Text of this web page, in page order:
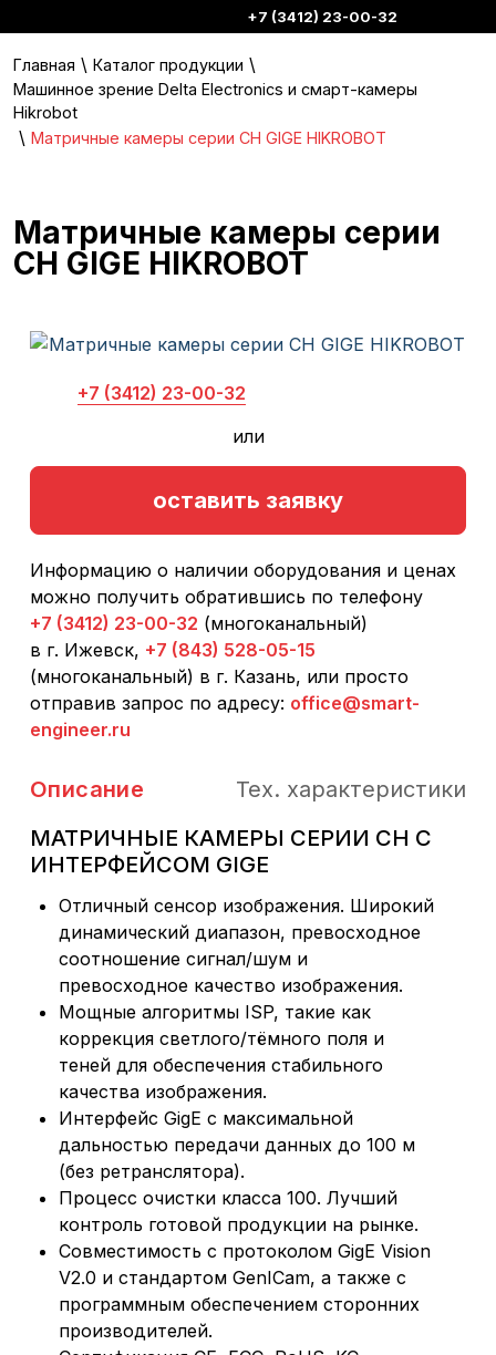
+7 (3412) 23-00-32
Главная \ Каталог продукции \
Машинное зрение Delta Electronics и смарт-камеры
Hikrobot
\ Матричные камеры серии CH GIGE HIKROBOT
Матричные камеры серии
CH GIGE HIKROBOT
+7 (3412) 23-00-32
или
оставить заявку
Информацию о наличии оборудования и ценах
можно получить обратившись по телефону
+7 (3412) 23-00-32 (многоканальный)
в г. Ижевск, +7 (843) 528-05-15
(многоканальный) в г. Казань, или просто
отправив запрос по адресу: office@smart-
engineer.ru
Описание
Тех. характеристики
МАТРИЧНЫЕ КАМЕРЫ СЕРИИ CH С
ИНТЕРФЕЙСОМ GIGE
Отличный сенсор изображения. Широкий
динамический диапазон, превосходное
соотношение сигнал/шум и
превосходное качество изображения.
Мощные алгоритмы ISP, такие как
коррекция светлого/тёмного поля и
теней для обеспечения стабильного
качества изображения.
Интерфейс GigE с максимальной
дальностью передачи данных до 100 м
(без ретранслятора).
Процесс очистки класса 100. Лучший
контроль готовой продукции на рынке.
Совместимость с протоколом GigE Vision
V2.0 и стандартом GenICam, а также с
программным обеспечением сторонних
производителей.